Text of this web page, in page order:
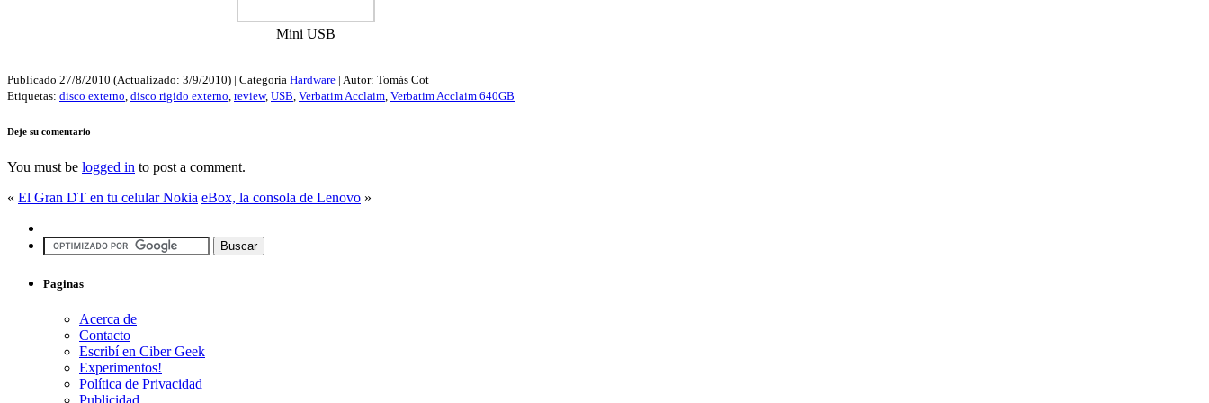
Mini USB
Publicado 27/8/2010 (Actualizado: 3/9/2010) | Categoria Hardware | Autor: Tomás Cot
Etiquetas: disco externo, disco rigido externo, review, USB, Verbatim Acclaim, Verbatim Acclaim 640GB
Deje su comentario
You must be logged in to post a comment.
« El Gran DT en tu celular Nokia eBox, la consola de Lenovo »
Paginas
Acerca de
Contacto
Escribí en Ciber Geek
Experimentos!
Política de Privacidad